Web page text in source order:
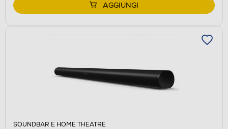
AGGIUNGI
SOUNDBAR E HOME THEATRE